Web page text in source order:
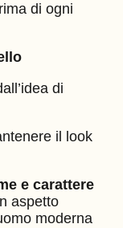
di ogni
di
il look
e carattere
aspetto
moderna